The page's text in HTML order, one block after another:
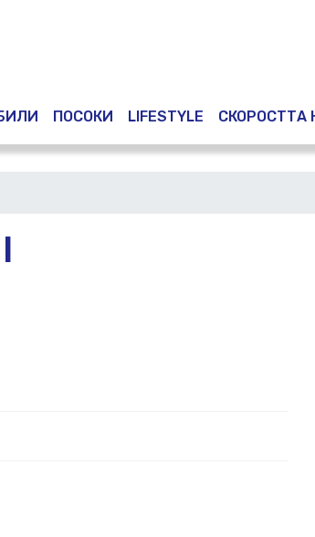
ПОСОКИ LIFESTYLE СКОРОСТТА